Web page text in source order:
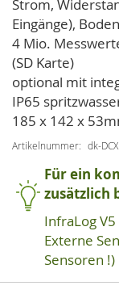
Strom,
Eingänge),
4 Mio.
(SD Karte)
optional mit
IP65
185 x 142 x
Artikelnummer dk-
Für ein
zusätzlich
InfraLog
Externe
Sensoren !)